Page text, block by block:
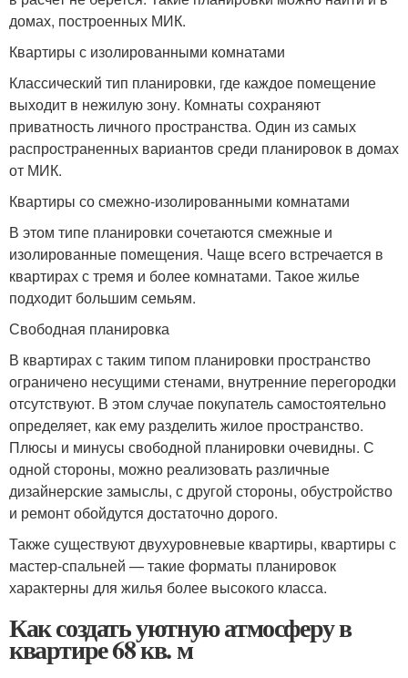
домах, построенных МИК.
Квартиры с изолированными комнатами
Классический тип планировки, где каждое помещение
выходит в нежилую зону. Комнаты сохраняют
приватность личного пространства. Один из самых
распространенных вариантов среди планировок в домах
от МИК.
Квартиры со смежно-изолированными комнатами
В этом типе планировки сочетаются смежные и
изолированные помещения. Чаще всего встречается в
квартирах с тремя и более комнатами. Такое жилье
подходит большим семьям.
Свободная планировка
В квартирах с таким типом планировки пространство
ограничено несущими стенами, внутренние перегородки
отсутствуют. В этом случае покупатель самостоятельно
определяет, как ему разделить жилое пространство.
Плюсы и минусы свободной планировки очевидны. С
одной стороны, можно реализовать различные
дизайнерские замыслы, с другой стороны, обустройство
и ремонт обойдутся достаточно дорого.
Также существуют двухуровневые квартиры, квартиры с
мастер-спальней — такие форматы планировок
характерны для жилья более высокого класса.
Как создать уютную атмосферу в
квартире 68 кв. м